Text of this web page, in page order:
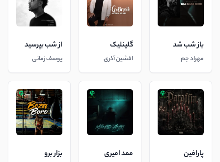
باز شب شد
مهراد جم
گلینلیک
افشین آذری
از شب بپرسید
یوسف زمانی
پارافین ممد امیری بزار برو